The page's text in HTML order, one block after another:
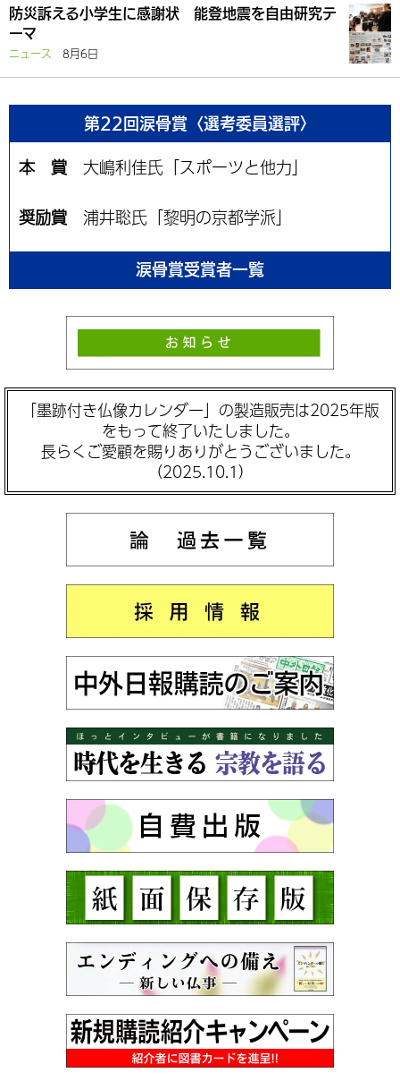
防災訴える小学生に感謝状 能登地震を自由研究テ
ーマ
ニュース 8月6日
第22回涙骨賞〈選考委員選評〉
本 賞 大嶋利佳氏「スポーツと他力」
奨励賞 浦井聡氏「黎明の京都学派」
涙骨賞受賞者一覧
「墨跡付き仏像カレンダー」の製造販売は2025年版
をもって終了いたしました。
長らくご愛顧を賜りありがとうございました。
（2025.10.1）